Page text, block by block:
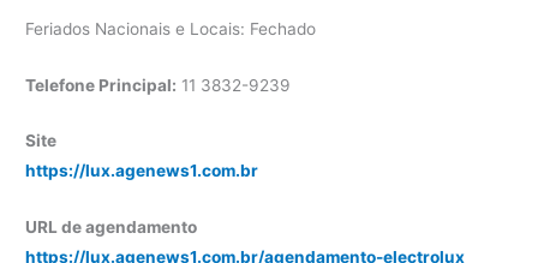
Feriados Nacionais e Locais: Fechado
Telefone Principal: 11 3832-9239
Site
https://lux.agenews1.com.br
URL de agendamento
https://lux.agenews1.com.br/agendamento-electrolux